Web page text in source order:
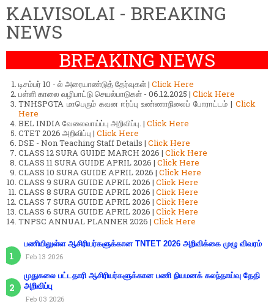
KALVISOLAI - BREAKING
NEWS
BREAKING NEWS
டிசம்பர் 10 - ல் அரையாண்டுத் தேர்வுகள் | Click Here
பள்ளி காலை வழிபாட்டு செயல்பாடுகள் - 06.12.2025 | Click Here
TNHSPGTA மாபெரும் கவன ஈர்ப்பு உண்ணாநிலைப் போராட்டம் | Click
Here
BEL INDIA வேலைவாய்ப்பு அறிவிப்பு. | Click Here
CTET 2026 அறிவிப்பு | Click Here
DSE - Non Teaching Staff Details | Click Here
CLASS 12 SURA GUIDE MARCH 2026 | Click Here
CLASS 11 SURA GUIDE APRIL 2026 | Click Here
CLASS 10 SURA GUIDE APRIL 2026 | Click Here
CLASS 9 SURA GUIDE APRIL 2026 | Click Here
CLASS 8 SURA GUIDE APRIL 2026 | Click Here
CLASS 7 SURA GUIDE APRIL 2026 | Click Here
CLASS 6 SURA GUIDE APRIL 2026 | Click Here
TNPSC ANNUAL PLANNER 2026 | Click Here
பணியிலுள்ள ஆசிரியர்களுக்கான TNTET 2026 அறிவிக்கை முழு விவரம்
Feb 13 2026
முதுகலை பட்டதாரி ஆசிரியர்களுக்கான பணி நியமனக் கலந்தாய்வு தேதி
அறிவிப்பு
Feb 03 2026